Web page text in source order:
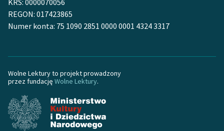
Szkoła Poezji Wolnych
O nas
Kontakt
O projekcie
Zespół
KRS: 0000070056
REGON: 017423865
Numer konta: 75 1090 2851 0000 0001 4324 3317
Wolne Lektury to projekt prowadzony
przez fundację Wolne Lektury.